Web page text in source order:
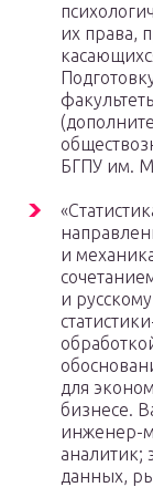
их права,
БГПУ им.
и
и
для
бизнесе.
инженер-
аналитик;
данных,